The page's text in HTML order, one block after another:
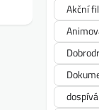
Akční